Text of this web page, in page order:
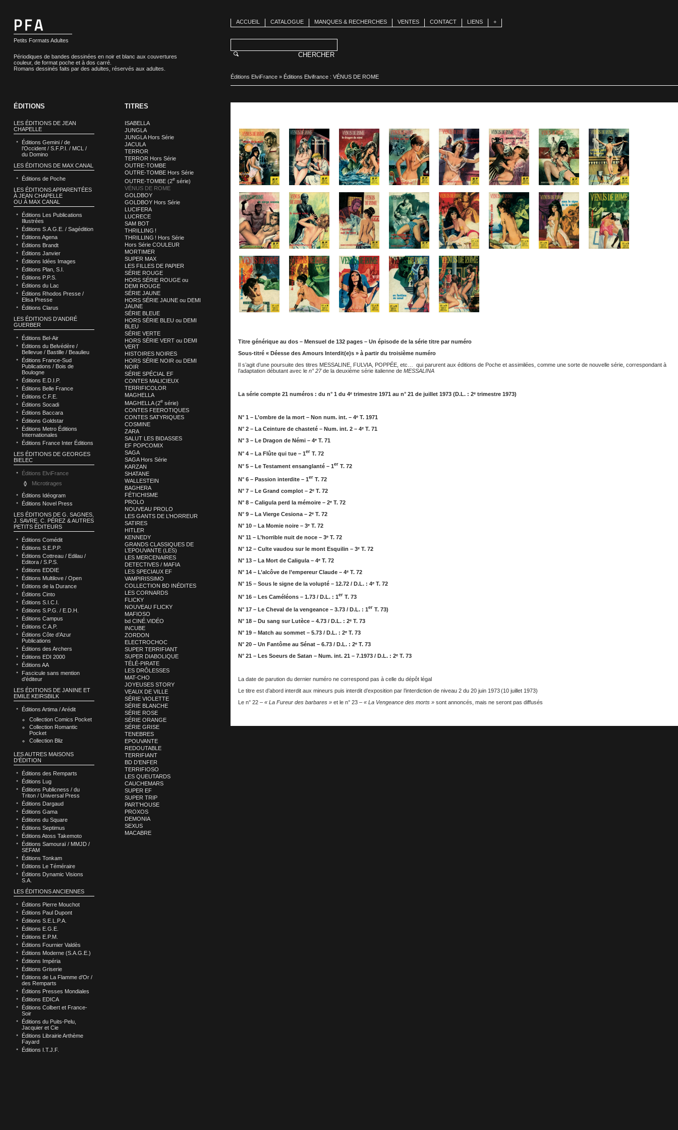
Petits Formats Adultes
Périodiques de bandes dessinées en noir et blanc aux couvertures
couleur, de format poche et à dos carré.
Romans dessinés faits par des adultes, réservés aux adultes.
ACCUEIL CATALOGUE MANQUES & RECHERCHES VENTES CONTACT LIENS +
Éditions ElviFrance» Éditions Elvifrance : VÉNUS DE ROME
ÉDITIONS
LES ÉDITIONS DE JEAN
CHAPELLE
Éditions Gemini / de
l’Occident / S.F.P.I. / MCL /
du Domino
LES ÉDITIONS DE MAX CANAL
Éditions de Poche
LES ÉDITIONS APPARENTÉES
À JEAN CHAPELLE
OU À MAX CANAL
Éditions Les Publications
Illustrées
Éditions S.A.G.E. / Sagédition
Éditions Agena
Éditions Brandt
Éditions Janvier
Éditions Idées Images
Éditions Plan, S.I.
Éditions P.P.S.
Éditions du Lac
Éditions Rhodos Presse /
Elisa Presse
Éditions Clarus
LES ÉDITIONS D’ANDRÉ
GUERBER
Éditions Bel-Air
Éditions du Belvédère /
Bellevue / Bastille / Beaulieu
Éditions France-Sud
Publications / Bois de
Boulogne
Éditions E.D.I.P.
Éditions Belle France
Éditions C.F.E.
Éditions Socadi
Éditions Baccara
Éditions Goldstar
Éditions Metro Éditions
Internationales
Éditions France Inter Éditions
LES ÉDITIONS DE GEORGES
BIELEC
Éditions ElviFrance
Microtirages
Éditions Idéogram
Éditions Novel Press
LES ÉDITIONS DE G. SAGNES,
J. SAVRE, C. PÉREZ & AUTRES
PETITS ÉDITEURS
Éditions Comédit
Éditions S.E.P.P.
Éditions Cottreau / Edilau /
Editora / S.P.S.
Éditions EDDIE
Éditions Multilove / Open
Éditions de la Durance
Éditions Cinto
Éditions S.I.C.I.
Éditions S.P.G. / E.D.H.
Éditions Campus
Éditions C.A.P.
Éditions Côte d’Azur
Publications
Éditions des Archers
Éditions EDI 2000
Éditions AA
Fascicule sans mention
d’éditeur
LES ÉDITIONS DE JANINE ET
EMILE KEIRSBILK
Éditions Artima / Arédit
Collection Comics Pocket
Collection Romantic
Pocket
Collection Bliz
LES AUTRES MAISONS
D'ÉDITION
Éditions des Remparts
Éditions Lug
Éditions Publicness / du
Triton / Universal Press
Éditions Dargaud
Éditions Gama
Éditions du Square
Éditions Septimus
Éditions Atoss Takemoto
Éditions Samouraï / MMJD /
SEFAM
Éditions Tonkam
Éditions Le Téméraire
Éditions Dynamic Visions
S.A.
LES ÉDITIONS ANCIENNES
Éditions Pierre Mouchot
Éditions Paul Dupont
Éditions S.E.L.P.A.
Éditions E.G.E.
Éditions E.P.M.
Éditions Fournier Valdès
Éditions Moderne (S.A.G.E.)
Éditions Impéria
Éditions Griserie
Éditions de La Flamme d’Or /
des Remparts
Éditions Presses Mondiales
Éditions EDICA
Éditions Colbert et France-
Soir
Éditions du Puits-Pelu,
Jacquier et Cie
Éditions Librairie Arthème
Fayard
Éditions I.T.J.F.
TITRES
ISABELLA
JUNGLA
JUNGLA Hors Série
JACULA
TERROR
TERROR Hors Série
OUTRE-TOMBE
OUTRE-TOMBE Hors Série
OUTRE-TOMBE (2esérie)
VÉNUS DE ROME
GOLDBOY
GOLDBOY Hors Série
LUCIFERA
LUCRECE
SAM BOT
THRILLING !
THRILLING ! Hors Série
Hors Série COULEUR
MORTIMER
SUPER MAX
LES FILLES DE PAPIER
SÉRIE ROUGE
HORS SÉRIE ROUGE ou
DEMI ROUGE
SÉRIE JAUNE
HORS SÉRIE JAUNE ou DEMI
JAUNE
SÉRIE BLEUE
HORS SÉRIE BLEU ou DEMI
BLEU
SÉRIE VERTE
HORS SÉRIE VERT ou DEMI
VERT
HISTOIRES NOIRES
HORS SÉRIE NOIR ou DEMI
NOIR
SÉRIE SPÉCIAL EF
CONTES MALICIEUX
TERRIFICOLOR
MAGHELLA
MAGHELLA (2esérie)
CONTES FEEROTIQUES
CONTES SATYRIQUES
COSMINE
ZARA
SALUT LES BIDASSES
EF POPCOMIX
SAGA
SAGA Hors Série
KARZAN
SHATANE
WALLESTEIN
BAGHERA
FÉTICHISME
PROLO
NOUVEAU PROLO
LES GANTS DE L’HORREUR
SATIRES
HITLER
KENNEDY
GRANDS CLASSIQUES DE
L’EPOUVANTE (LES)
LES MERCENAIRES
DETECTIVES / MAFIA
LES SPECIAUX EF
VAMPIRISSIMO
COLLECTION BD INÉDITES
LES CORNARDS
FLICKY
NOUVEAU FLICKY
MAFIOSO
bd CINÉ.VIDÉO
INCUBE
ZORDON
ELECTROCHOC
SUPER TERRIFIANT
SUPER DIABOLIQUE
TÉLÉ-PIRATE
LES DRÔLESSES
MAT-CHO
JOYEUSES STORY
VEAUX DE VILLE
SÉRIE VIOLETTE
SÉRIE BLANCHE
SÉRIE ROSE
SÉRIE ORANGE
SÉRIE GRISE
TENEBRES
EPOUVANTE
REDOUTABLE
TERRIFIANT
BD D’ENFER
TERRIFIOSO
LES QUEUTARDS
CAUCHEMARS
SUPER EF
SUPER TRIP
PART’HOUSE
PROXOS
DEMONIA
SEXUS
MACABRE
Titre générique au dos – Mensuel de 132 pages – Un épisode de la série titre par numéro
Sous-titré « Déesse des Amours Interdit(e)s » à partir du troisième numéro
Il s’agit d’une poursuite des titres MESSALINE, FULVIA, POPPÉE, etc… qui parurent aux éditions de Poche et assimilées, comme une sorte de nouvelle série, correspondant à
l’adaptation débutant avec le n° 27de la deuxième série italienne de MESSALINA
La série compte 21 numéros : du n° 1 du 4ᵉ trimestre 1971 au n° 21 de juillet 1973 (D.L. : 2ᵉ trimestre 1973)
N° 1 – L’ombre de la mort – Non num. int. – 4ᵉ T. 1971
N° 2 – La Ceinture de chasteté – Num. int. 2 – 4ᵉ T. 71
N° 3 – Le Dragon de Némi – 4ᵉ T. 71
N° 4 – La Flûte qui tue – 1er T. 72
N° 5 – Le Testament ensanglanté – 1er T. 72
N° 6 – Passion interdite – 1er T. 72
N° 7 – Le Grand complot – 2ᵉ T. 72
N° 8 – Caligula perd la mémoire – 2ᵉ T. 72
N° 9 – La Vierge Cesiona – 2ᵉ T. 72
N° 10 – La Momie noire – 3ᵉ T. 72
N° 11 – L’horrible nuit de noce – 3ᵉ T. 72
N° 12 – Culte vaudou sur le mont Esquilin – 3ᵉ T. 72
N° 13 – La Mort de Caligula – 4ᵉ T. 72
N° 14 – L’alcôve de l’empereur Claude – 4ᵉ T. 72
N° 15 – Sous le signe de la volupté – 12.72 / D.L. : 4ᵉ T. 72
N° 16 – Les Caméléons – 1.73 / D.L. : 1er T. 73
N° 17 – Le Cheval de la vengeance – 3.73 / D.L. : 1er T. 73)
N° 18 – Du sang sur Lutèce – 4.73 / D.L. : 2ᵉ T. 73
N° 19 – Match au sommet – 5.73 / D.L. : 2ᵉ T. 73
N° 20 – Un Fantôme au Sénat – 6.73 / D.L. : 2ᵉ T. 73
N° 21 – Les Soeurs de Satan – Num. int. 21 – 7.1973 / D.L. : 2ᵉ T. 73
La date de parution du dernier numéro ne correspond pas à celle du dépôt légal
Le titre est d’abord interdit aux mineurs puis interdit d’exposition par l’interdiction de niveau 2 du 20 juin 1973 (10 juillet 1973)
Le n° 22 – « La Fureur des barbares »et le n° 23 – « La Vengeance des morts »sont annoncés, mais ne seront pas diffusés